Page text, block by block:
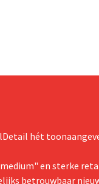
hét
en sterke
betrouwbaar